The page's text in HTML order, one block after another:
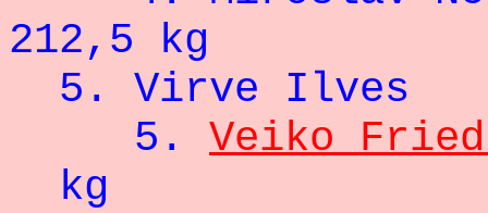
212,5 kg
5. Virve
5. Veiko
kg